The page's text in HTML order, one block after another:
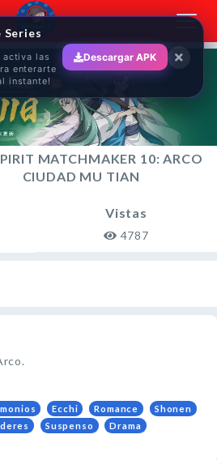
MATCHMAKER 10: ARCO
CIUDAD MU TIAN
Vistas
4787
Ecchi Romance
Shonen
Suspenso
Drama
activa las
enterarte
instante!
Descargar APK